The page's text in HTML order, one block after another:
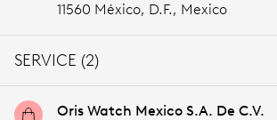
11560 México, D.F., Mexico
SERVICE (2)
Oris Watch Mexico S.A. De C.V.